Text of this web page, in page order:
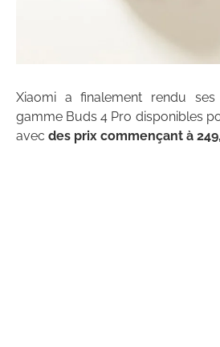
Xiaomi a finalement rendu
gamme Buds 4 Pro disponibles
avec des prix commençant à